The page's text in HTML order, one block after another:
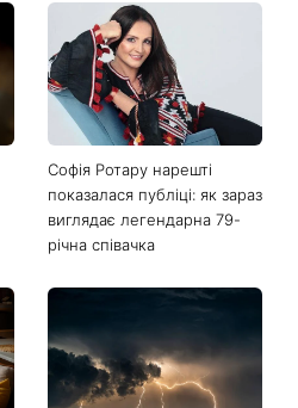
Софія Ротару нарешті
показалася публіці: як зараз
виглядає легендарна 79-
річна співачка